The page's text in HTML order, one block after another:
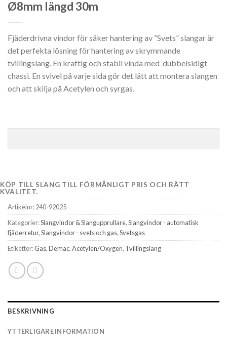
Ø8mm längd 30m
Fjäderdrivna vindor för säker hantering av ”Svets” slangar är
det perfekta lösning för hantering av skrymmande
tvillingslang. En kraftig och stabil vinda med dubbelsidigt
chassi. En svivel på varje sida gör det lätt att montera slangen
och att skilja på Acetylen och syrgas.
KÖP TILL SLANG TILL FÖRMÅNLIGT PRIS OCH RÄTT
KVALITET.
Artikelnr:240-92025
Kategorier:Slangvindor & Slangupprullare,Slangvindor - automatisk
fjäderretur,Slangvindor - svets och gas,Svetsgas
Etiketter:Gas,Demac,Acetylen/Oxygen, Tvillingslang
BESKRIVNING
YTTERLIGARE INFORMATION